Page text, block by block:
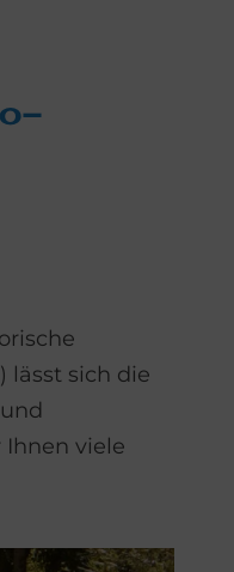
lässt sich die
viele